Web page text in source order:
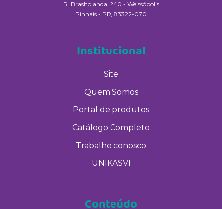
R. Brasholanda, 240 - Weissópolis
Pinhais - PR, 83322-070
Institucional
Site
Quem Somos
Portal de produtos
Catálogo Completo
Trabalhe conosco
UNIKASVI
Conteúdo